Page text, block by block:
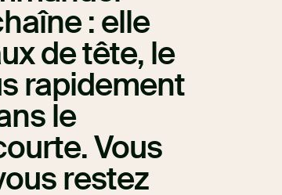
: elle
de tête, le
rapidement
le
Vous
restez